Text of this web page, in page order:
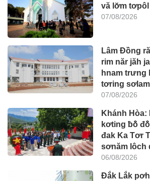
vă lơ̆m tơpôl
07/08/2026
Lâm Đồng
rim năr jăh
hnam trưng
tơring sơlam
07/08/2026
Khánh
kơting ƀô̆
đak Ka Tơr
sơnăm lôch
06/08/2026
Đắk Lắk